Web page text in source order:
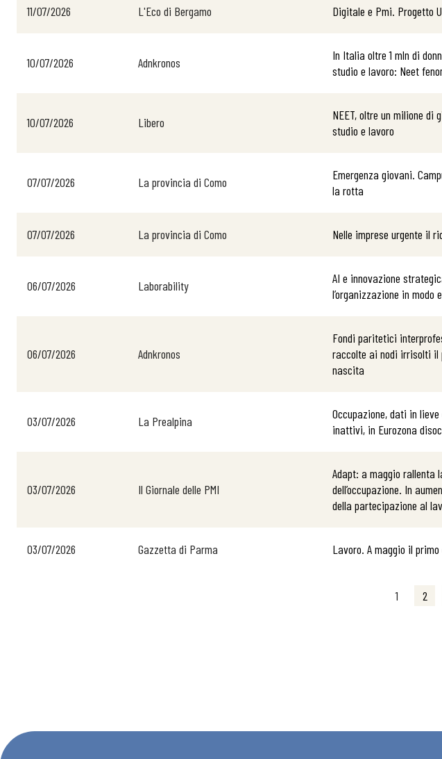
11/07/2026 L'Eco di Bergamo Digitale e Pmi. Progetto
10/07/2026 Adnkronos
In Italia oltre 1 mln di
studio e lavoro: Neet
10/07/2026 Libero
NEET, oltre un milione di
studio e lavoro
07/07/2026 La provincia di Como
Emergenza giovani.
la rotta
07/07/2026 La provincia di Como Nelle imprese urgente il
06/07/2026 Laborability
AI e innovazione
l’organizzazione in modo
06/07/2026 Adnkronos
Fondi paritetici
raccolte ai nodi irrisolti il
nascita
03/07/2026 La Prealpina
Occupazione, dati in
inattivi, in Eurozona
03/07/2026 Il Giornale delle PMI
Adapt: a maggio rallenta
dell’occupazione. In
della partecipazione al
03/07/2026 Gazzetta di Parma Lavoro. A maggio il
1 2